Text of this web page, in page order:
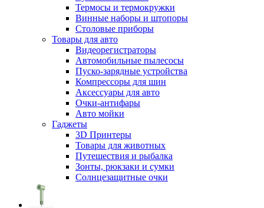
Термосы и термокружки
Винные наборы и штопоры
Столовые приборы
Товары для авто
Видеорегистраторы
Автомобильные пылесосы
Пуско-зарядные устройства
Компрессоры для шин
Аксессуары для авто
Очки-антифары
Авто мойки
Гаджеты
3D Принтеры
Товары для животных
Путешествия и рыбалка
Зонты, рюкзаки и сумки
Солнцезащитные очки